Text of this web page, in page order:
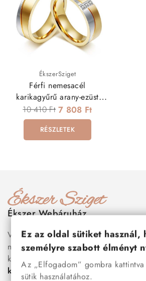
ÉkszerSziget
Férfi nemesacél
karikagyűrű arany-ezüst
színben
10 410 Ft 7 808 Ft
RÉSZLETEK
Ékszer Webáruház
Válogass több száz prémium
nemesacél ékszer és orvosi fém ékszer
között megtalálhatók a legnépszerűbb
karkötők, nőinyakláncok,
Ez az oldal sütiket használ,
személyre szabott élményt
Az „Elfogadom” gombra
sütik használatához.